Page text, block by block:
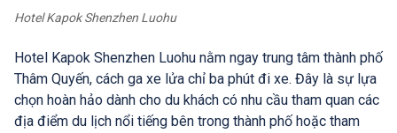
Hotel Kapok Shenzhen Luohu
Hotel Kapok Shenzhen Luohu nằm ngay trung tâm thành phố
Thâm Quyến, cách ga xe lửa chỉ ba phút đi xe. Đây là sự lựa
chọn hoàn hảo dành cho du khách có nhu cầu tham quan các
địa điểm du lịch nổi tiếng bên trong thành phố hoặc tham